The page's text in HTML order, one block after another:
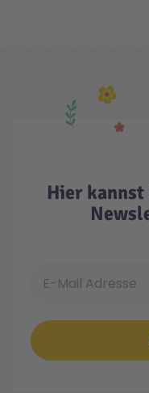
Hier